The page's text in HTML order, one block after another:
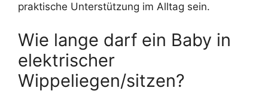
praktische Unterstützung im Alltag sein.
Wie lange darf ein Baby in
elektrischer
Wippeliegen/sitzen?